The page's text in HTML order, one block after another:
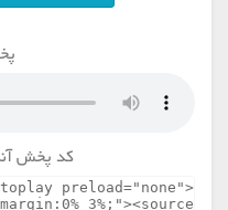
کد پخش